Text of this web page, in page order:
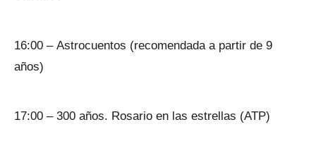
16:00 – Astrocuentos (recomendada a partir de 9
años)
17:00 – 300 años. Rosario en las estrellas (ATP)